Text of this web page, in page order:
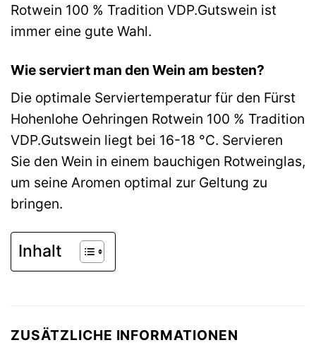
Rotwein 100 % Tradition VDP.Gutswein ist
immer eine gute Wahl.
Wie serviert man den Wein am besten?
Die optimale Serviertemperatur für den Fürst
Hohenlohe Oehringen Rotwein 100 % Tradition
VDP.Gutswein liegt bei 16-18 °C. Servieren
Sie den Wein in einem bauchigen Rotweinglas,
um seine Aromen optimal zur Geltung zu
bringen.
Inhalt
ZUSÄTZLICHE INFORMATIONEN